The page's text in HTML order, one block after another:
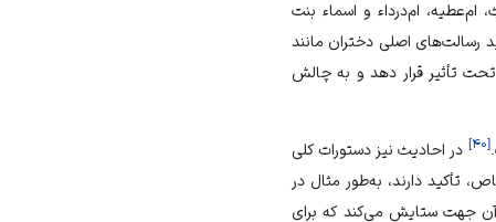
ام‌عطیه، ام‌درداء و اسماء بنت
رسالت‌های اصلی دختران مانند
تأثیر قرار دهد و به چالش
[۴۰] در احادیث نیز دستورات کلی
تأکید دارند، به‌طور مثال در
آن جهت ستایش می‌کند که برای